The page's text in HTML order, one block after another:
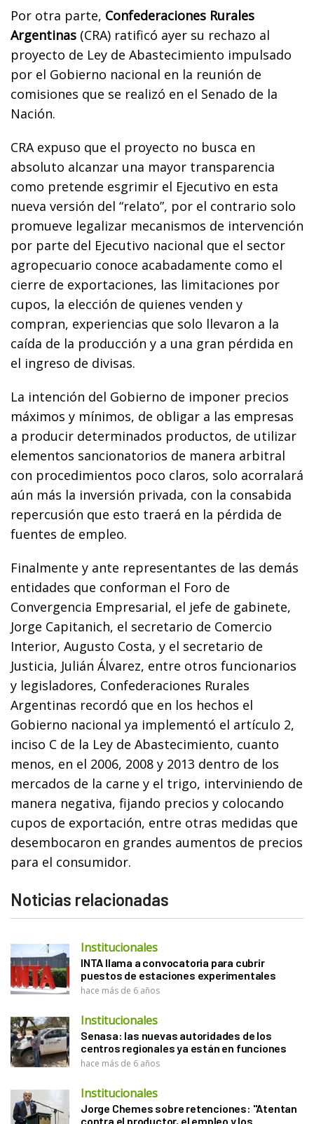
Por otra parte, Confederaciones Rurales
Argentinas (CRA) ratificó ayer su rechazo al
proyecto de Ley de Abastecimiento impulsado
por el Gobierno nacional en la reunión de
comisiones que se realizó en el Senado de la
Nación.
CRA expuso que el proyecto no busca en
absoluto alcanzar una mayor transparencia
como pretende esgrimir el Ejecutivo en esta
nueva versión del “relato”, por el contrario solo
promueve legalizar mecanismos de intervención
por parte del Ejecutivo nacional que el sector
agropecuario conoce acabadamente como el
cierre de exportaciones, las limitaciones por
cupos, la elección de quienes venden y
compran, experiencias que solo llevaron a la
caída de la producción y a una gran pérdida en
el ingreso de divisas.
La intención del Gobierno de imponer precios
máximos y mínimos, de obligar a las empresas
a producir determinados productos, de utilizar
elementos sancionatorios de manera arbitral
con procedimientos poco claros, solo acorralará
aún más la inversión privada, con la consabida
repercusión que esto traerá en la pérdida de
fuentes de empleo.
Finalmente y ante representantes de las demás
entidades que conforman el Foro de
Convergencia Empresarial, el jefe de gabinete,
Jorge Capitanich, el secretario de Comercio
Interior, Augusto Costa, y el secretario de
Justicia, Julián Álvarez, entre otros funcionarios
y legisladores, Confederaciones Rurales
Argentinas recordó que en los hechos el
Gobierno nacional ya implementó el artículo 2,
inciso C de la Ley de Abastecimiento, cuanto
menos, en el 2006, 2008 y 2013 dentro de los
mercados de la carne y el trigo, interviniendo de
manera negativa, fijando precios y colocando
cupos de exportación, entre otras medidas que
desembocaron en grandes aumentos de precios
para el consumidor.
Noticias relacionadas
Institucionales
INTA llama a convocatoria para cubrir
puestos de estaciones experimentales
hace más de 6 años
Institucionales
Senasa: las nuevas autoridades de los
centros regionales ya están en funciones
hace más de 6 años
Institucionales
Jorge Chemes sobre retenciones: "Atentan
contra el productor, el empleo y los